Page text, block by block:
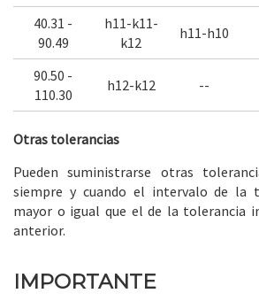
40.31 -
90.49
h11-k11-
k12
h11-h10
90.50 -
110.30
h12-k12 --
Otras tolerancias
Pueden suministrarse otras
siempre y cuando el intervalo de la
mayor o igual que el de la tolerancia
anterior.
IMPORTANTE